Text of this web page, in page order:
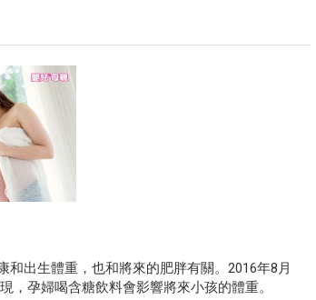
出生體重，也和將來的肥胖有關。2016年8月
，孕婦喝含糖飲料會影響將來小孩的體重。